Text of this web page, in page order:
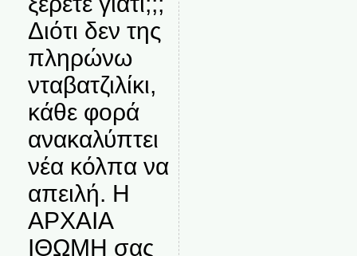
Διότι δεν της
πληρώνω
νταβατζιλίκι,
κάθε φορά
ανακαλύπτει
νέα κόλπα να
απειλή. Η
ΑΡΧΑΙΑ
ΙΘΩΜΗ σας